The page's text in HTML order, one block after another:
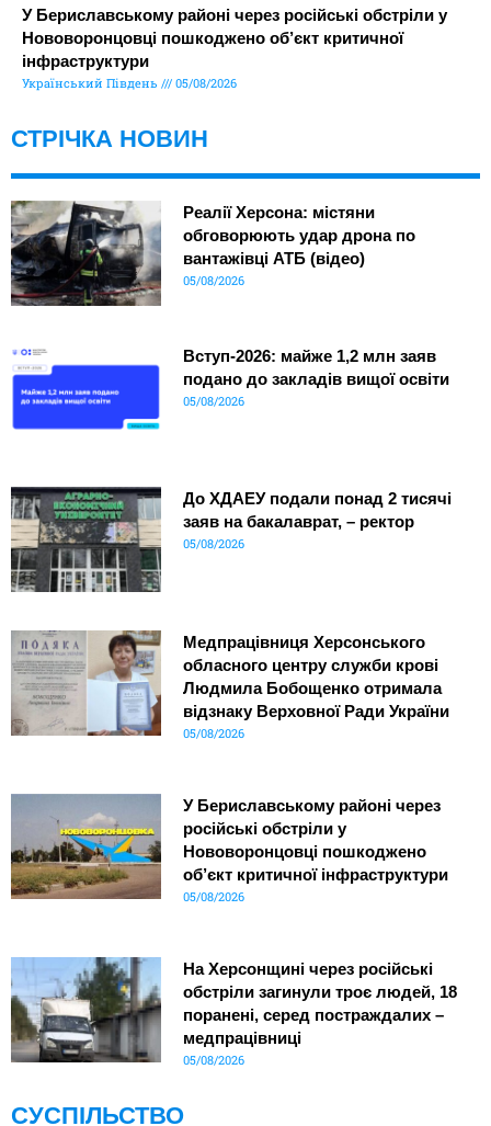
У Бериславському районі через російські обстріли у
Нововоронцовці пошкоджено об’єкт критичної
інфраструктури
Український Південь 05/08/2026
СТРІЧКА НОВИН
Реалії Херсона: містяни
обговорюють удар дрона по
вантажівці АТБ (відео)
05/08/2026
Вступ-2026: майже 1,2 млн заяв
подано до закладів вищої освіти
05/08/2026
До ХДАЕУ подали понад 2 тисячі
заяв на бакалаврат, – ректор
05/08/2026
Медпрацівниця Херсонського
обласного центру служби крові
Людмила Бобощенко отримала
відзнаку Верховної Ради України
05/08/2026
У Бериславському районі через
російські обстріли у
Нововоронцовці пошкоджено
об’єкт критичної інфраструктури
05/08/2026
На Херсонщині через російські
обстріли загинули троє людей, 18
поранені, серед постраждалих –
медпрацівниці
05/08/2026
СУСПІЛЬСТВО